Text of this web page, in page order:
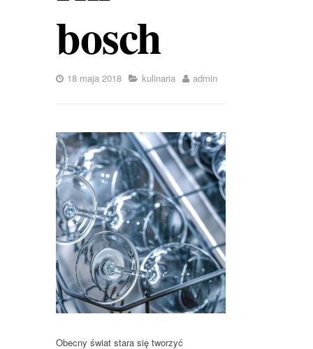
bosch
18 maja 2018 kulinaria admin
Obecny świat stara się tworzyć